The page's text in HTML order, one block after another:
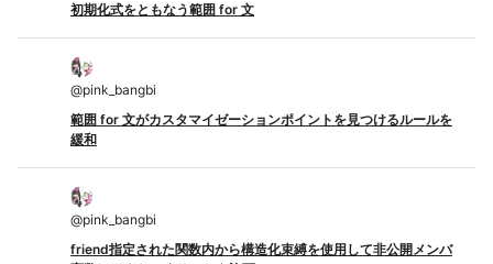
初期化式をともなう範囲 for 文
@pink_bangbi
範囲 for 文がカスタマイゼーションポイントを見つけるルールを
緩和
@pink_bangbi
friend指定された関数内から構造化束縛を使用して非公開メンバ